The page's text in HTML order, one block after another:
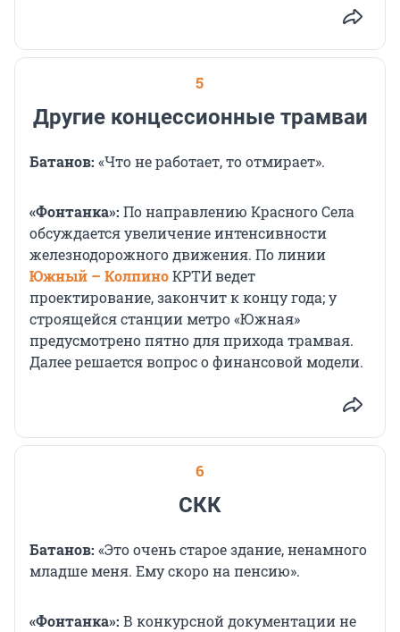
5
Другие концессионные трамваи
Батанов: «Что не работает, то отмирает».
«Фонтанка»: По направлению Красного Села
обсуждается увеличение интенсивности
железнодорожного движения. По линии
Южный – КолпиноКРТИ ведет
проектирование, закончит к концу года; у
строящейся станции метро «Южная»
предусмотрено пятно для прихода трамвая.
Далее решается вопрос о финансовой модели.
6
СКК
Батанов: «Это очень старое здание, ненамного
младше меня. Ему скоро на пенсию».
«Фонтанка»: В конкурсной документации не